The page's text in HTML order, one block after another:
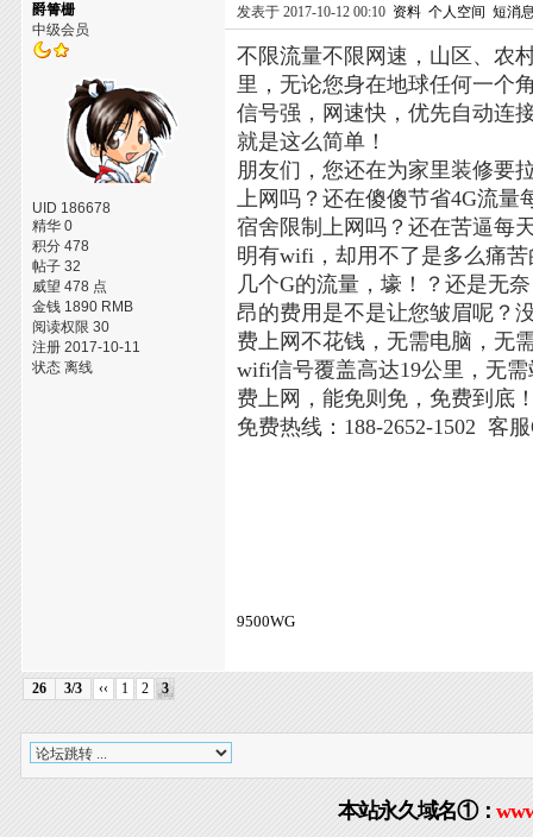
爵箐栅
中级会员
UID 186678
精华 0
积分 478
帖子 32
威望 478 点
金钱 1890 RMB
阅读权限 30
注册 2017-10-11
状态 离线
发表于 2017-10-12 00:10 资料 个人空间 短消
不限流量不限网速，山区、农
里，无论您身在地球任何一个
信号强，网速快，优先自动连
就是这么简单！
朋友们，您还在为家里装修要
上网吗？还在傻傻节省4G流量
宿舍限制上网吗？还在苦逼每
明有wifi，却用不了是多么痛
几个G的流量，壕！？还是无
昂的费用是不是让您皱眉呢？
费上网不花钱，无需电脑，无
wifi信号覆盖高达19公里，无
费上网，能免则免，免费到底
免费热线：188-2652-1502 客
9500WG
26 3/3 ‹‹ 1 2 3
本站永久域名①：